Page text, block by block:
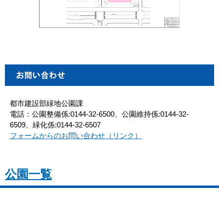
都市建設部緑地公園課
電話：公園整備係:0144-32-6500、公園維持係:0144-32-
6509、緑化係:0144-32-6507
フォームからのお問い合わせ（リンク）
公園一覧